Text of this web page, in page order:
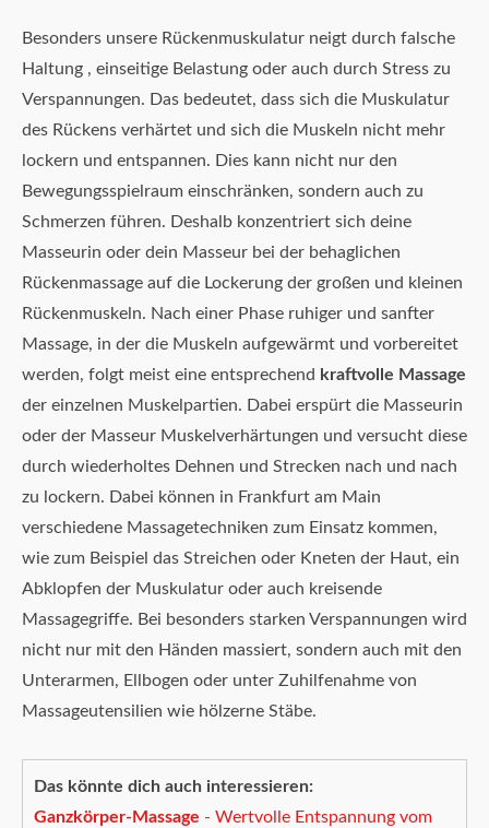
Besonders unsere Rückenmuskulatur neigt durch falsche
Haltung , einseitige Belastung oder auch durch Stress zu
Verspannungen. Das bedeutet, dass sich die Muskulatur
des Rückens verhärtet und sich die Muskeln nicht mehr
lockern und entspannen. Dies kann nicht nur den
Bewegungsspielraum einschränken, sondern auch zu
Schmerzen führen. Deshalb konzentriert sich deine
Masseurin oder dein Masseur bei der behaglichen
Rückenmassage auf die Lockerung der großen und kleinen
Rückenmuskeln. Nach einer Phase ruhiger und sanfter
Massage, in der die Muskeln aufgewärmt und vorbereitet
werden, folgt meist eine entsprechend kraftvolle Massage
der einzelnen Muskelpartien. Dabei erspürt die Masseurin
oder der Masseur Muskelverhärtungen und versucht diese
durch wiederholtes Dehnen und Strecken nach und nach
zu lockern. Dabei können in Frankfurt am Main
verschiedene Massagetechniken zum Einsatz kommen,
wie zum Beispiel das Streichen oder Kneten der Haut, ein
Abklopfen der Muskulatur oder auch kreisende
Massagegriffe. Bei besonders starken Verspannungen wird
nicht nur mit den Händen massiert, sondern auch mit den
Unterarmen, Ellbogen oder unter Zuhilfenahme von
Massageutensilien wie hölzerne Stäbe.
Das könnte dich auch interessieren:
Ganzkörper-Massage - Wertvolle Entspannung vom